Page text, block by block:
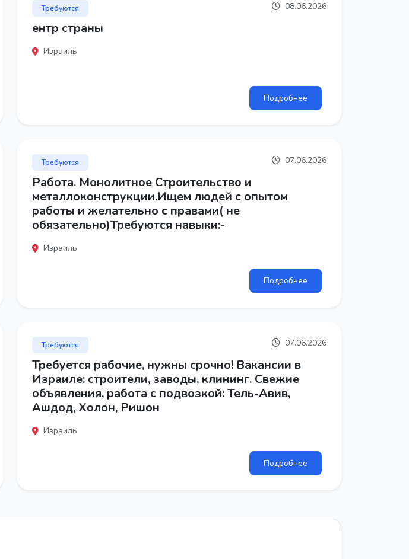
Требуются 08.06.2026
ентр страны
Израиль
Подробнее
Требуются 07.06.2026
Работа. Монолитное Строительство и
металлоконструкции.Ищем людей с опытом
работы и желательно с правами( не
обязательно)Требуются навыки:-
Израиль
Подробнее
Требуются 07.06.2026
Требуется рабочие, нужны срочно! Вакансии в
Израиле: строители, заводы, клининг. Свежие
объявления, работа с подвозкой: Тель-Авив,
Ашдод, Холон, Ришон
Израиль
Подробнее